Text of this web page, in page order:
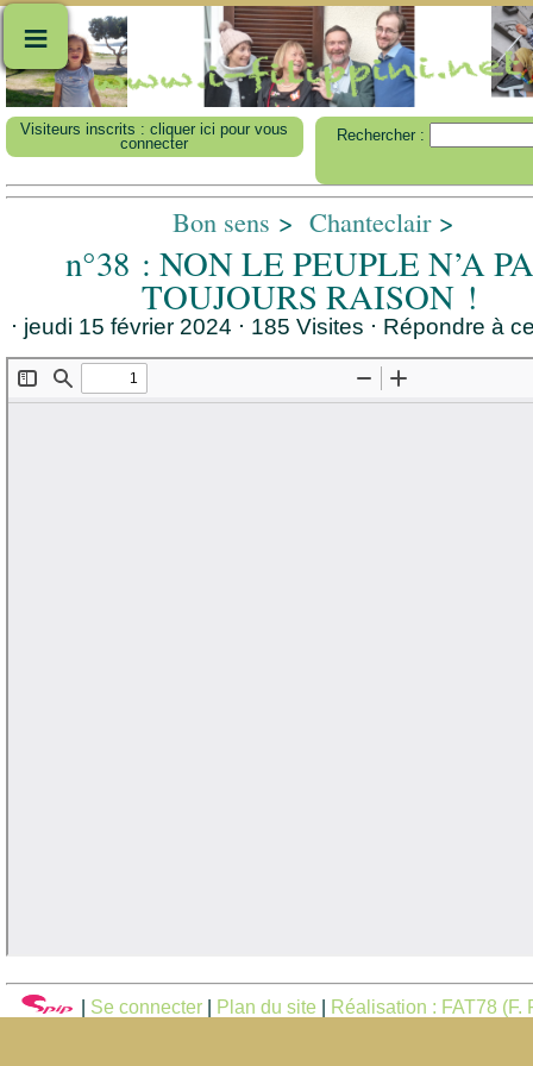
Visiteurs inscrits : cliquer ici pour vous
connecter
Rechercher :
≡
Bon sens > Chanteclair>
n°38 : NON LE PEUPLE N’A
TOUJOURS RAISON !
⋅ jeudi 15 février 2024 ⋅ 185 Visites ⋅ Répondre à
Se connecter| Plan du site Réalisation : FAT78 (F.